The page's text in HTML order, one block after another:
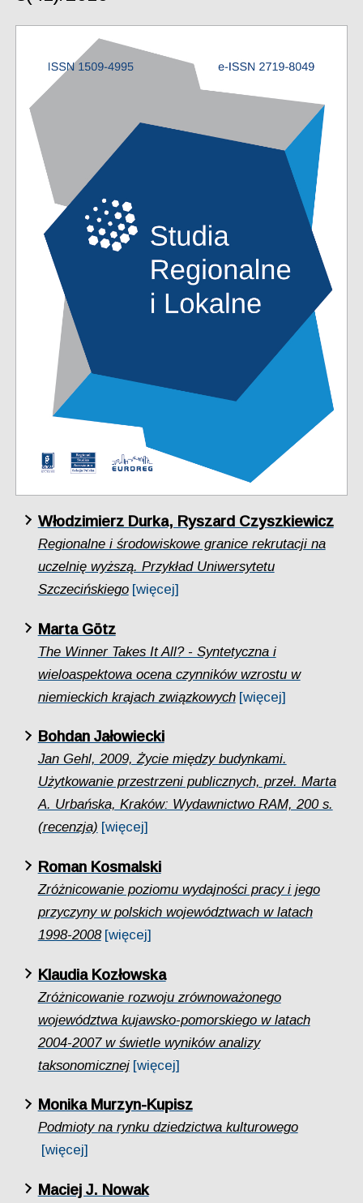
Włodzimierz Durka, Ryszard Czyszkiewicz
Regionalne i środowiskowe granice rekrutacji na
uczelnię wyższą. Przykład Uniwersytetu
Szczecińskiego [więcej]
Marta Götz
The Winner Takes It All? - Syntetyczna i
wieloaspektowa ocena czynników wzrostu w
niemieckich krajach związkowych [więcej]
Bohdan Jałowiecki
Jan Gehl, 2009, Życie między budynkami.
Użytkowanie przestrzeni publicznych, przeł. Marta
A. Urbańska, Kraków: Wydawnictwo RAM, 200 s.
(recenzja) [więcej]
Roman Kosmalski
Zróżnicowanie poziomu wydajności pracy i jego
przyczyny w polskich województwach w latach
1998-2008 [więcej]
Klaudia Kozłowska
Zróżnicowanie rozwoju zrównoważonego
województwa kujawsko-pomorskiego w latach
2004-2007 w świetle wyników analizy
taksonomicznej [więcej]
Monika Murzyn-Kupisz
Podmioty na rynku dziedzictwa kulturowego
[więcej]
Maciej J. Nowak